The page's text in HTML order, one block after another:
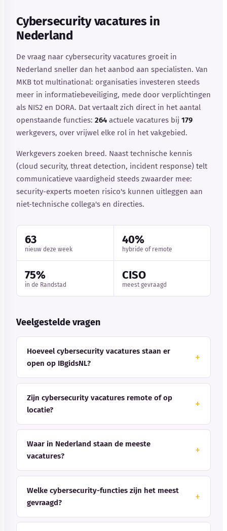
Cybersecurity vacatures in
Nederland
De vraag naar cybersecurity vacatures groeit in
Nederland sneller dan het aanbod aan specialisten. Van
MKB tot multinational: organisaties investeren steeds
meer in informatiebeveiliging, mede door verplichtingen
als NIS2 en DORA. Dat vertaalt zich direct in het aantal
openstaande functies: 264 actuele vacatures bij 179
werkgevers, over vrijwel elke rol in het vakgebied.
Werkgevers zoeken breed. Naast technische kennis
(cloud security, threat detection, incident response) telt
communicatieve vaardigheid steeds zwaarder mee:
security-experts moeten risico's kunnen uitleggen aan
niet-technische collega's en directies.
63
nieuw deze week
40%
hybride of remote
75%
in de Randstad
CISO
meest gevraagd
Veelgestelde vragen
Hoeveel cybersecurity vacatures staan er
open op IBgidsNL?
Zijn cybersecurity vacatures remote of op
locatie?
Waar in Nederland staan de meeste
vacatures?
Welke cybersecurity-functies zijn het meest
gevraagd?